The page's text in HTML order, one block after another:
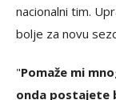
nacionalni tim.
bolje za novu
"Pomaže mi
onda postajete